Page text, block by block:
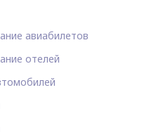
авиабилетов
отелей